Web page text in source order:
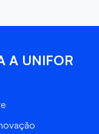
A UNIFOR